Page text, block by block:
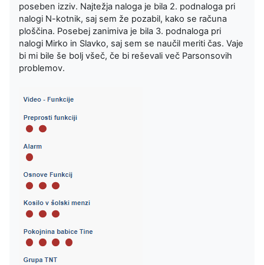
poseben izziv. Najtežja naloga je bila 2. podnaloga pri
nalogi N-kotnik, saj sem že pozabil, kako se računa
ploščina. Posebej zanimiva je bila 3. podnaloga pri
nalogi Mirko in Slavko, saj sem se naučil meriti čas. Vaje
bi mi bile še bolj všeč, če bi reševali več Parsonsovih
problemov.